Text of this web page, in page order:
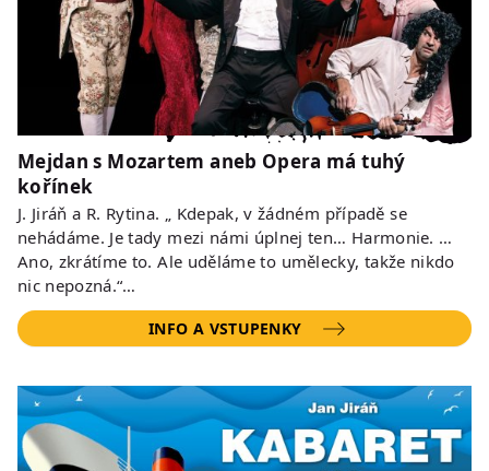
Mejdan s Mozartem aneb Opera má tuhý
kořínek
J. Jiráň a R. Rytina. „ Kdepak, v žádném případě se
nehádáme. Je tady mezi námi úplnej ten… Harmonie. …
Ano, zkrátíme to. Ale uděláme to umělecky, takže nikdo
nic nepozná.“…
INFO A VSTUPENKY